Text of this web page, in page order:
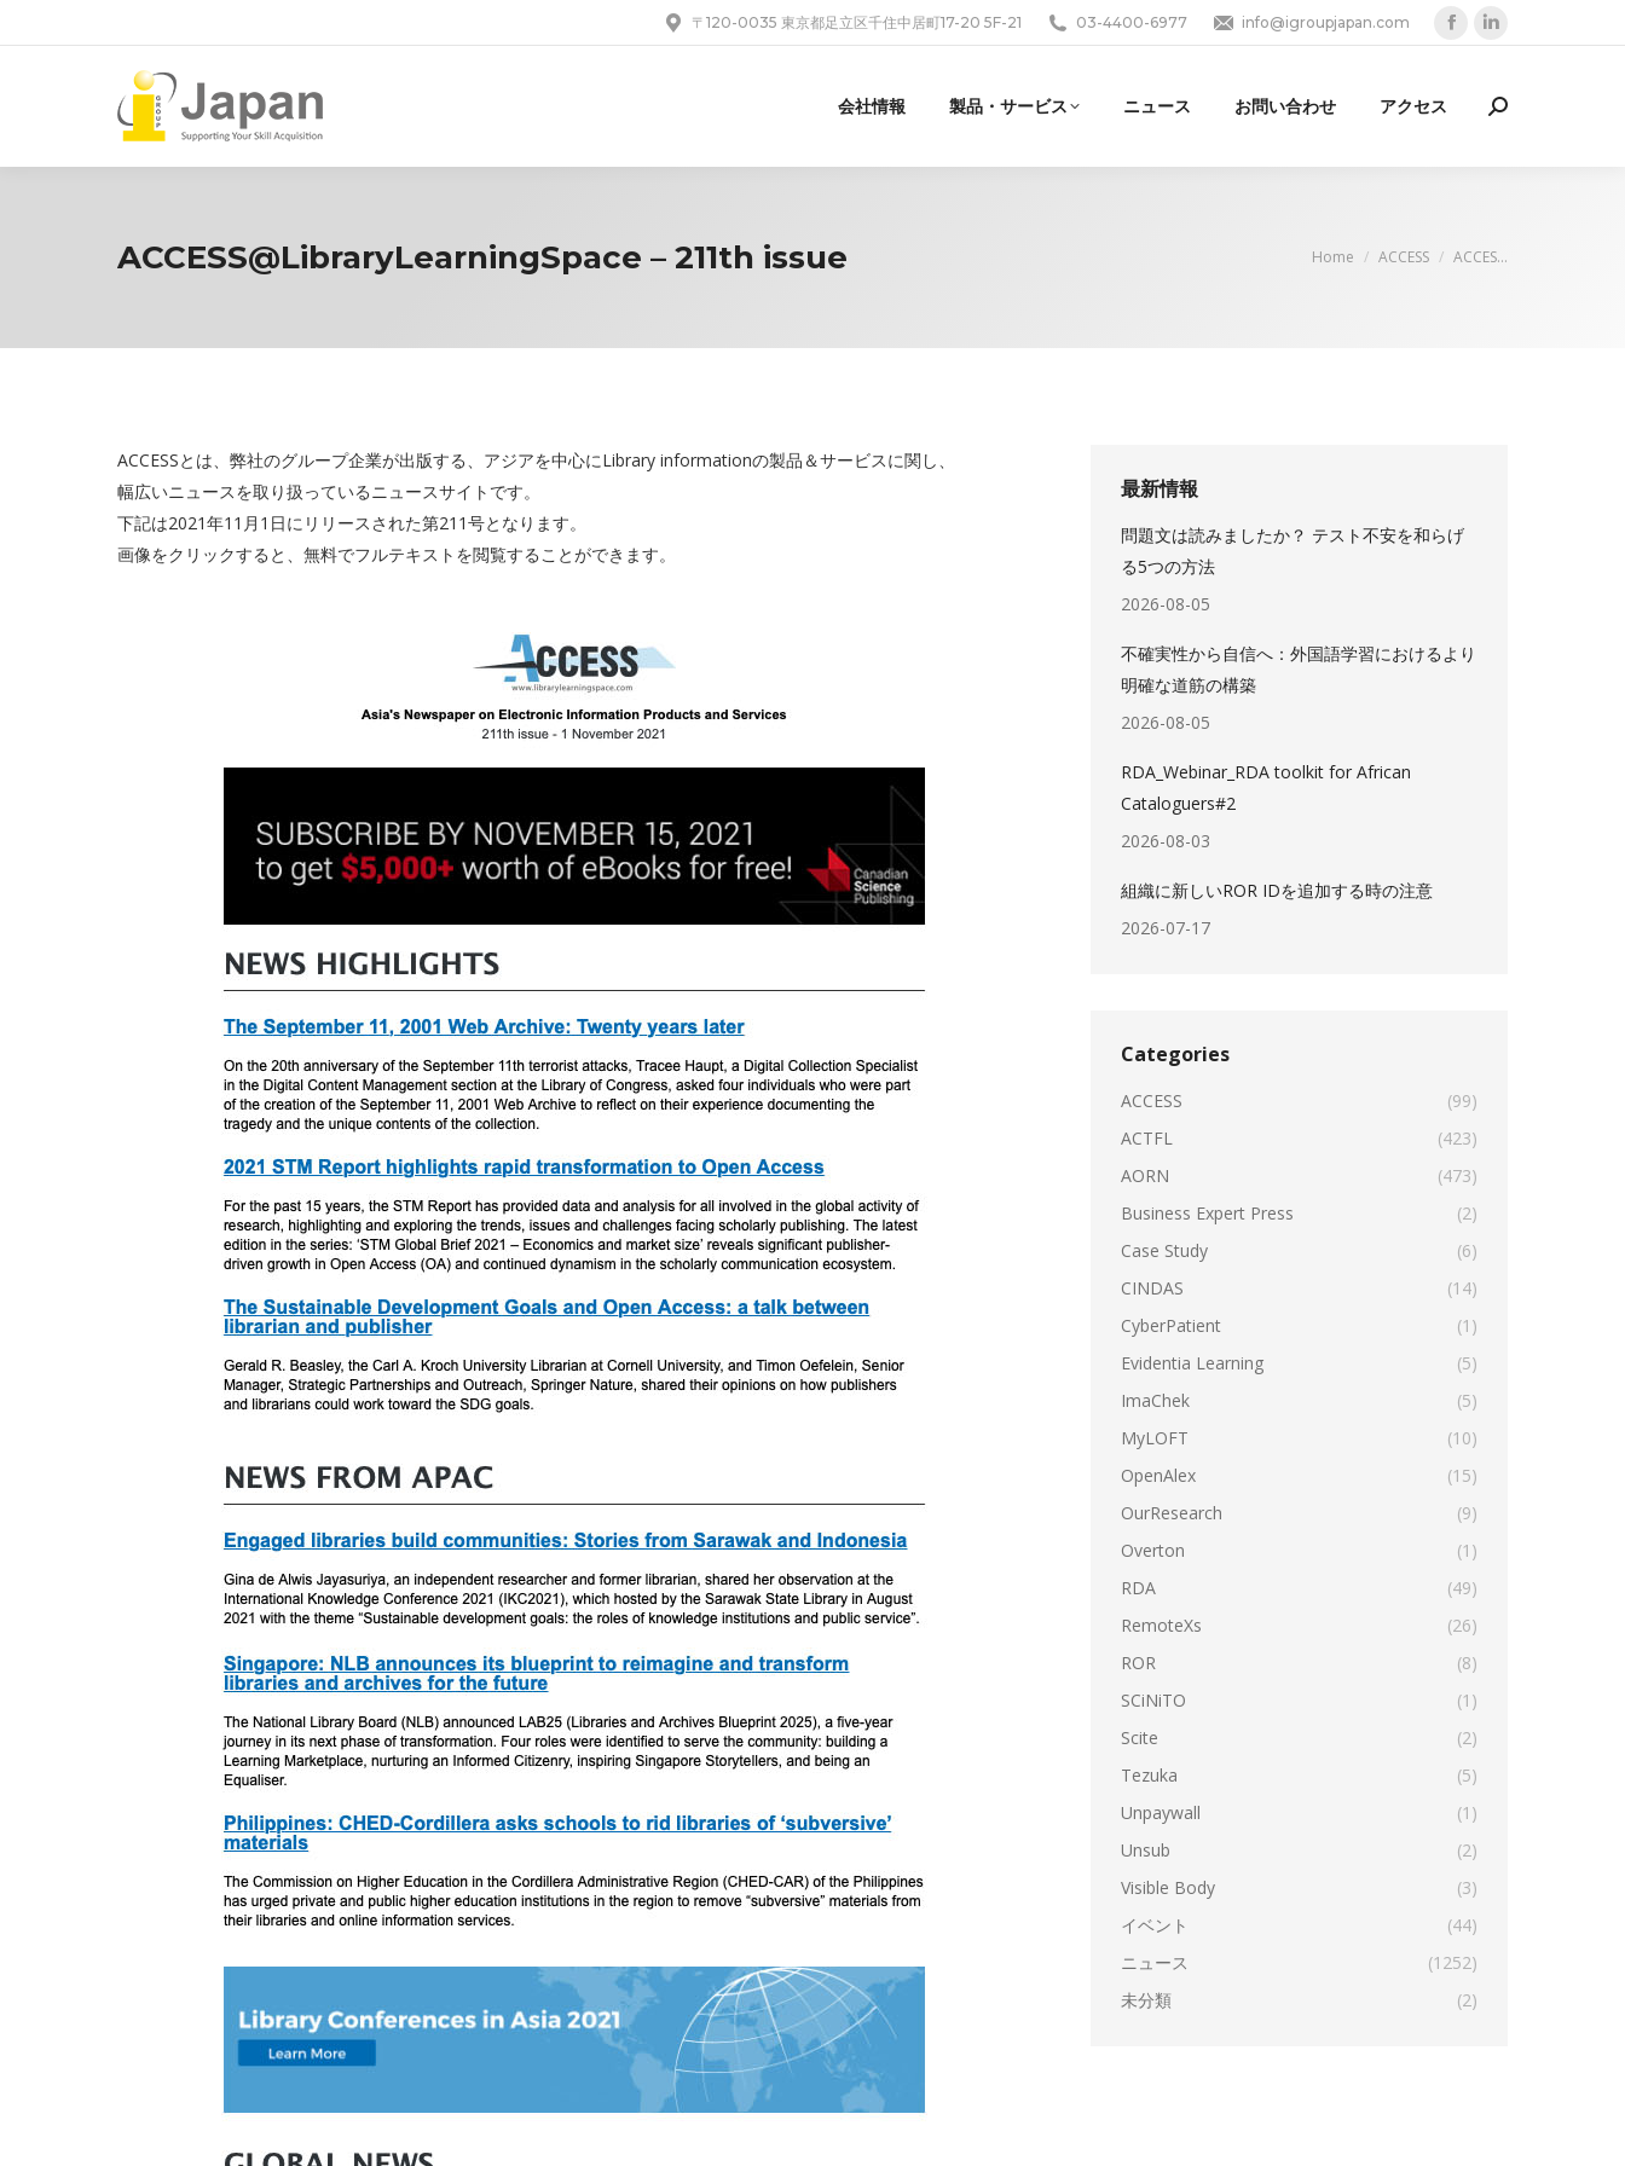
〒120-0035 東京都足立区千住中居町17-20 5F-21 03-4400-6977 info@igroupjapan.com
opensopens
会社情報 製品・サービス ニュース お問い合わせ アクセス Search:
ACCESS@LibraryLearningSpace – 211th issue You are here:
Home ACCESS ACCES…
ACCESSとは、弊社のグループ企業が出版する、アジアを中心にLibrary informationの製品＆サービスに関し、
幅広いニュースを取り扱っているニュースサイトです。
下記は2021年11月1日にリリースされた第211号となります。
画像をクリックすると、無料でフルテキストを閲覧することができます。
最新情報
問題文は読みましたか？ テスト不安を和らげ
る5つの方法
2026-08-05
不確実性から自信へ：外国語学習におけるより
明確な道筋の構築
2026-08-05
RDA_Webinar_RDA toolkit for African
Cataloguers#2
2026-08-03
組織に新しいROR IDを追加する時の注意
2026-07-17
Categories
ACCESS
(99)
ACTFL
(423)
AORN
(473)
Business Expert Press
(2)
Case Study
(6)
CINDAS
(14)
CyberPatient
(1)
Evidentia Learning
(5)
ImaChek
(5)
MyLOFT
(10)
OpenAlex
(15)
OurResearch
(9)
Overton
(1)
RDA
(49)
RemoteXs
(26)
ROR
(8)
SCiNiTO
(1)
Scite
(2)
Tezuka
(5)
Unpaywall
(1)
Unsub
(2)
Visible Body
(3)
イベント
(44)
ニュース
(1252)
未分類
(2)